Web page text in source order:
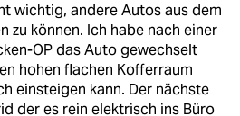
wichtig, andere Autos aus dem
zu können. Ich habe nach einer
OP das Auto gewechselt
hohen flachen Kofferraum
einsteigen kann. Der nächste
der es rein elektrisch ins Büro